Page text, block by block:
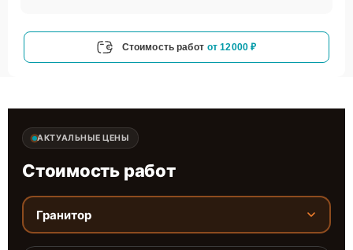
Стоимость работ от 12000 ₽
АКТУАЛЬНЫЕ ЦЕНЫ
Стоимость работ
Гранитор